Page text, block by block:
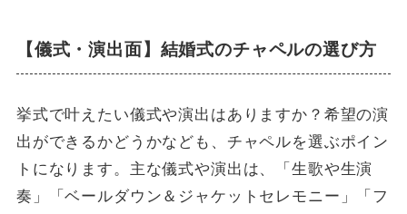
【儀式・演出面】結婚式のチャペルの選び方
挙式で叶えたい儀式や演出はありますか？希望の演
出ができるかどうかなども、チャペルを選ぶポイン
トになります。主な儀式や演出は、「生歌や生演
奏」「ベールダウン＆ジャケットセレモニー」「フ